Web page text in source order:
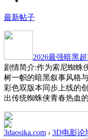
最新帖子
2026最强暗黑
剧情简介:作为索尼蜘蛛
树一帜的暗黑叙事风格
彩色双版本同步上线的
出传统蜘蛛侠青春热血
3daosika.com › 3D电影论